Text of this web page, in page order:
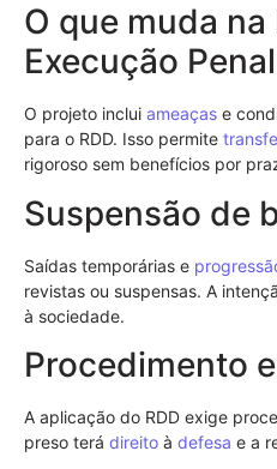
O que muda na
Execução Penal
O projeto inclui ameaças e
para o RDD. Isso permite
rigoroso sem benefícios por
Suspensão de
Saídas temporárias e
revistas ou suspensas. A
à sociedade.
Procedimento
A aplicação do RDD exige
preso terá direito à defesa e a